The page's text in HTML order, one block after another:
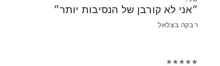
״אני לא קורבן של הנסיבות יותר״
רבקה בצלאל
★
★
★
★
★